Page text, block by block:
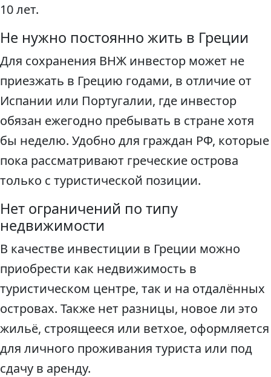
10 лет.
Не нужно постоянно жить в Греции
Для сохранения ВНЖ инвестор может не
приезжать в Грецию годами, в отличие от
Испании или Португалии, где инвестор
обязан ежегодно пребывать в стране хотя
бы неделю. Удобно для граждан РФ, которые
пока рассматривают греческие острова
только с туристической позиции.
Нет ограничений по типу
недвижимости
В качестве инвестиции в Греции можно
приобрести как недвижимость в
туристическом центре, так и на отдалённых
островах. Также нет разницы, новое ли это
жильё, строящееся или ветхое, оформляется
для личного проживания туриста или под
сдачу в аренду.